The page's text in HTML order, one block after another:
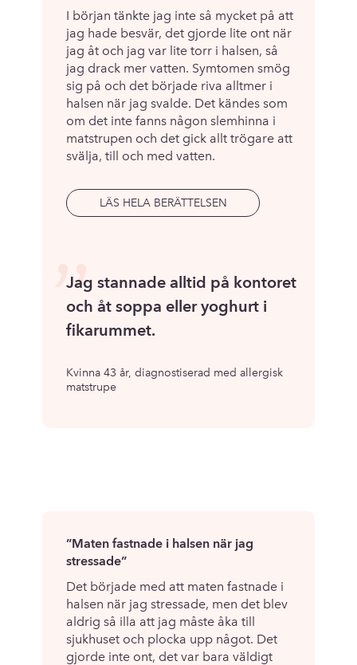
I början tänkte jag inte så mycket på att
jag hade besvär, det gjorde lite ont när
jag åt och jag var lite torr i halsen, så
jag drack mer vatten. Symtomen smög
sig på och det började riva alltmer i
halsen när jag svalde. Det kändes som
om det inte fanns någon slemhinna i
matstrupen och det gick allt trögare att
svälja, till och med vatten.
LÄS HELA BERÄTTELSEN
Jag stannade alltid på kontoret
och åt soppa eller yoghurt i
fikarummet.
”
Kvinna 43 år, diagnostiserad med allergisk
matstrupe
”Maten fastnade i halsen när jag
stressade”
Det började med att maten fastnade i
halsen när jag stressade, men det blev
aldrig så illa att jag måste åka till
sjukhuset och plocka upp något. Det
gjorde inte ont, det var bara väldigt